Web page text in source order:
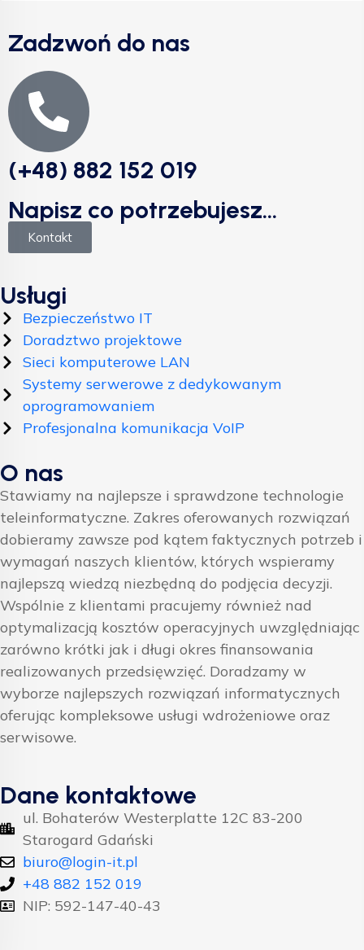
Zadzwoń do nas
(+48) 882 152 019
Napisz co potrzebujesz...
Kontakt
Usługi
Bezpieczeństwo IT
Doradztwo projektowe
Sieci komputerowe LAN
Systemy serwerowe z dedykowanym
oprogramowaniem
Profesjonalna komunikacja VoIP
O nas
Stawiamy na najlepsze i sprawdzone technologie
teleinformatyczne. Zakres oferowanych rozwiązań
dobieramy zawsze pod kątem faktycznych potrzeb i
wymagań naszych klientów, których wspieramy
najlepszą wiedzą niezbędną do podjęcia decyzji.
Wspólnie z klientami pracujemy również nad
optymalizacją kosztów operacyjnych uwzględniając
zarówno krótki jak i długi okres finansowania
realizowanych przedsięwzięć. Doradzamy w
wyborze najlepszych rozwiązań informatycznych
oferując kompleksowe usługi wdrożeniowe oraz
serwisowe.
Dane kontaktowe
ul. Bohaterów Westerplatte 12C 83-200
Starogard Gdański
biuro@login-it.pl
+48 882 152 019
NIP: 592-147-40-43